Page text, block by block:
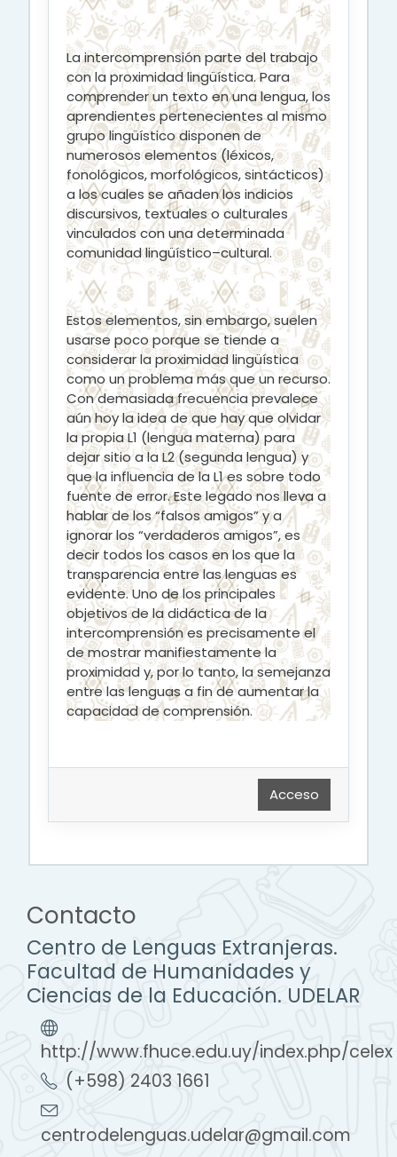
La intercomprensión parte del trabajo
con la proximidad lingüística. Para
comprender un texto en una lengua, los
aprendientes pertenecientes al mismo
grupo lingüístico disponen de
numerosos elementos (léxicos,
fonológicos, morfológicos, sintácticos)
a los cuales se añaden los indicios
discursivos, textuales o culturales
vinculados con una determinada
comunidad lingüístico–cultural.
Estos elementos, sin embargo, suelen
usarse poco porque se tiende a
considerar la proximidad lingüística
como un problema más que un recurso.
Con demasiada frecuencia prevalece
aún hoy la idea de que hay que olvidar
la propia L1 (lengua materna) para
dejar sitio a la L2 (segunda lengua) y
que la influencia de la L1 es sobre todo
fuente de error. Este legado nos lleva a
hablar de los “falsos amigos” y a
ignorar los “verdaderos amigos”, es
decir todos los casos en los que la
transparencia entre las lenguas es
evidente. Uno de los principales
objetivos de la didáctica de la
intercomprensión es precisamente el
de mostrar manifiestamente la
proximidad y, por lo tanto, la semejanza
entre las lenguas a fin de aumentar la
capacidad de comprensión.
Acceso
Contacto
Centro de Lenguas Extranjeras.
Facultad de Humanidades y
Ciencias de la Educación. UDELAR
http://www.fhuce.edu.uy/index.php/celex
(+598) 2403 1661
centrodelenguas.udelar@gmail.com